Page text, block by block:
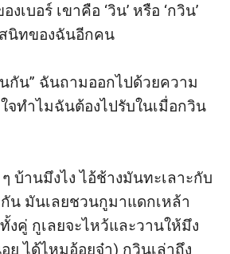
เบอร์ เขาคือ ‘วิน’ หรือ ‘กวิน’
นิทของฉันอีกคน
กัน” ฉันถามออกไปด้วยความ
จทำไมฉันต้องไปรับในเมื่อกวิน
บ้านมึงไง ไอ้ช้างมันทะเลาะกับ
น มันเลยชวนกูมาแดกเหล้า
คู่ กูเลยจะไหว้และวานให้มึง
ย ได้ไหมอ้อยจ๋า) กวินเล่าถึง